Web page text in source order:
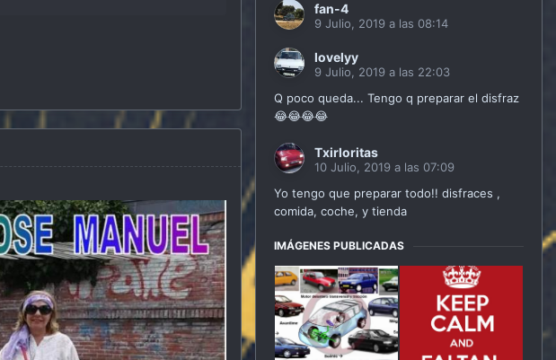
fan-4
9 Julio, 2019 a las 08:14
lovelyy
9 Julio, 2019 a las 22:03
Q poco queda... Tengo q preparar el disfraz
😂😂😂😂
Txirloritas
10 Julio, 2019 a las 07:09
Yo tengo que preparar todo!! disfraces ,
comida, coche, y tienda
IMÁGENES PUBLICADAS